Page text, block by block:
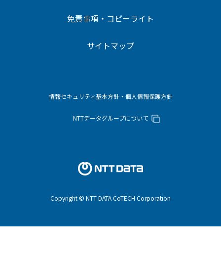
免責事項・コピーライト
サイトマップ
情報セキュリティ基本方針・個人情報保護方針
NTTデータグループについて
Copyright © NTT DATA CoTECH Corporation